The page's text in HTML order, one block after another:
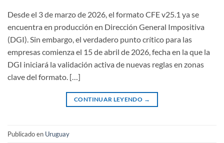
Desde el 3 de marzo de 2026, el formato CFE v25.1 ya se
encuentra en producción en Dirección General Impositiva
(DGI). Sin embargo, el verdadero punto crítico para las
empresas comienza el 15 de abril de 2026, fecha en la que la
DGI iniciará la validación activa de nuevas reglas en zonas
clave del formato. […]
CONTINUAR LEYENDO →
Publicado en Uruguay